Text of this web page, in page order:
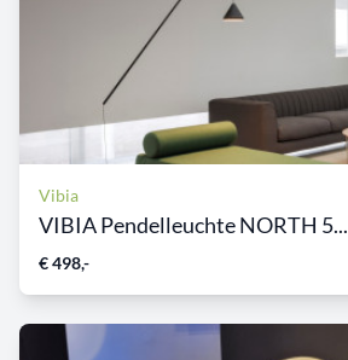
Vibia
VIBIA Pendelleuchte NORTH 5...
€ 498,-